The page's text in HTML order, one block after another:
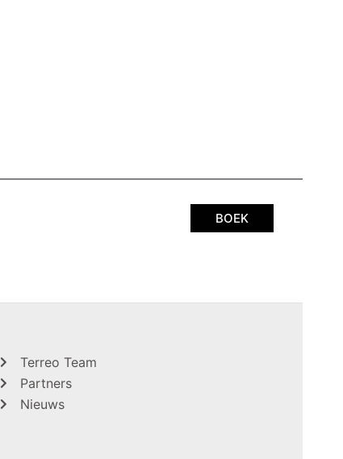
BOEK
Terreo Team
Partners
Nieuws